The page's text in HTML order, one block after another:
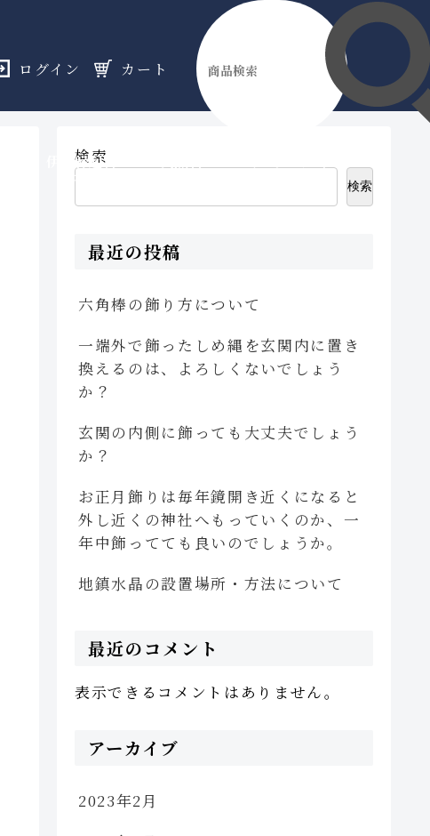
ログイン カート
伊勢縁起物
のフロア
検索
検索
最近の投稿
六角棒の飾り方について
一端外で飾ったしめ縄を玄関内に置き
換えるのは、よろしくないでしょう
か？
玄関の内側に飾っても大丈夫でしょう
か？
お正月飾りは毎年鏡開き近くになると
外し近くの神社へもっていくのか、一
年中飾ってても良いのでしょうか。
地鎮水晶の設置場所・方法について
最近のコメント
表示できるコメントはありません。
アーカイブ
2023年2月